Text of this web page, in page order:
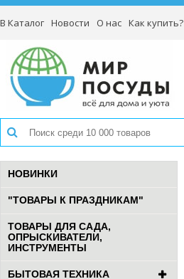
В Каталог Новости О нас Как купить?
НОВИНКИ
"ТОВАРЫ К ПРАЗДНИКАМ"
ТОВАРЫ ДЛЯ САДА,
ОПРЫСКИВАТЕЛИ,
ИНСТРУМЕНТЫ
БЫТОВАЯ ТЕХНИКА